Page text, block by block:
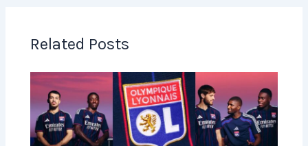
Related Posts